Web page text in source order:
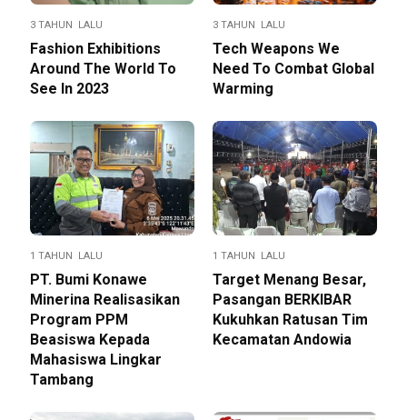
3 TAHUN LALU
Fashion Exhibitions
Around The World To
See In 2023
3 TAHUN LALU
Tech Weapons We
Need To Combat Global
Warming
1 TAHUN LALU
PT. Bumi Konawe
Minerina Realisasikan
Program PPM
Beasiswa Kepada
Mahasiswa Lingkar
Tambang
1 TAHUN LALU
Target Menang Besar,
Pasangan BERKIBAR
Kukuhkan Ratusan Tim
Kecamatan Andowia